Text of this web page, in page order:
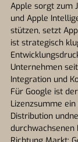
Apple sorgt zum
und Apple
stützen, setzt
ist strategisch
Unternehmen
Integration und
Für Google ist
Lizenzsumme
Distribution
durchwachsenen